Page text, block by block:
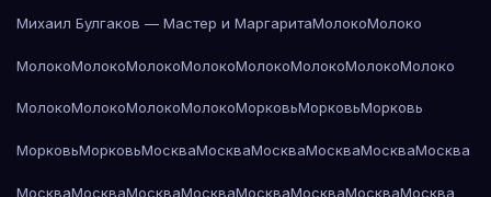
Михаил Булгаков — Мастер и МаргаритаМолокоМолоко
МолокоМолокоМолокоМолокоМолокоМолокоМолокоМолоко
МолокоМолокоМолокоМолокоМорковьМорковьМорковь
МорковьМорковьМоскваМоскваМоскваМоскваМоскваМосква
МоскваМоскваМоскваМоскваМоскваМоскваМоскваМосква